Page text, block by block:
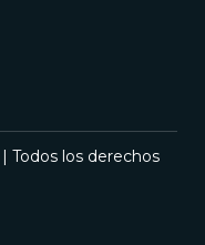
Todos los derechos